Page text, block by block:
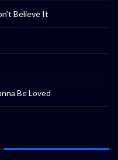
Believe It
Be Loved